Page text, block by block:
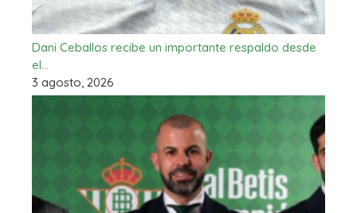
Dani Ceballos recibe un importante respaldo desde
el…
3 agosto, 2026